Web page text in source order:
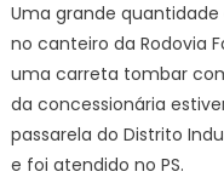
Uma grande
no canteiro da Rodovia
uma carreta tombar
da concessionária
passarela do Distrito
e foi atendido no PS.